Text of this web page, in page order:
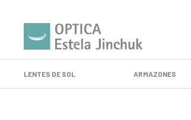
LENTES DE SOL ARMAZONES